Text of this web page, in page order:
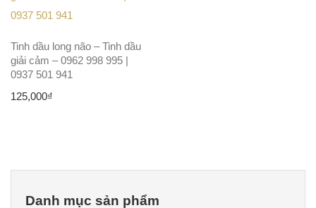
Tinh dầu long não – Tinh dầu
giải cảm – 0962 998 995 |
0937 501 941
125,000₫
Danh mục sản phẩm